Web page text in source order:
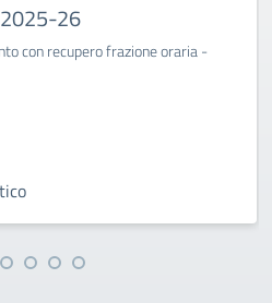
26
con recupero frazione oraria -